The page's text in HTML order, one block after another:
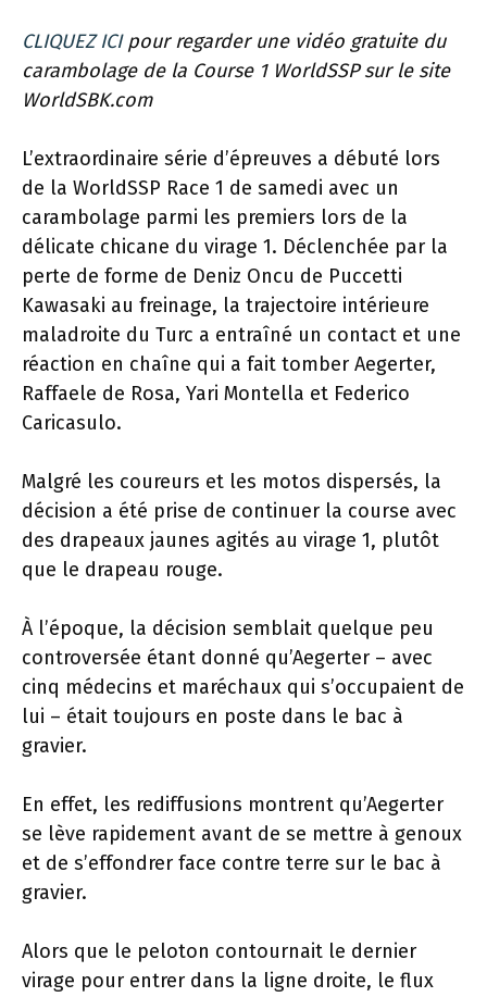
CLIQUEZ ICIpour regarder une vidéo gratuite du
carambolage de la Course 1 WorldSSP sur le site
WorldSBK.com
L’extraordinaire série d’épreuves a débuté lors
de la WorldSSP Race 1 de samedi avec un
carambolage parmi les premiers lors de la
délicate chicane du virage 1. Déclenchée par la
perte de forme de Deniz Oncu de Puccetti
Kawasaki au freinage, la trajectoire intérieure
maladroite du Turc a entraîné un contact et une
réaction en chaîne qui a fait tomber Aegerter,
Raffaele de Rosa, Yari Montella et Federico
Caricasulo.
Malgré les coureurs et les motos dispersés, la
décision a été prise de continuer la course avec
des drapeaux jaunes agités au virage 1, plutôt
que le drapeau rouge.
À l’époque, la décision semblait quelque peu
controversée étant donné qu’Aegerter – avec
cinq médecins et maréchaux qui s’occupaient de
lui – était toujours en poste dans le bac à
gravier.
En effet, les rediffusions montrent qu’Aegerter
se lève rapidement avant de se mettre à genoux
et de s’effondrer face contre terre sur le bac à
gravier.
Alors que le peloton contournait le dernier
virage pour entrer dans la ligne droite, le flux